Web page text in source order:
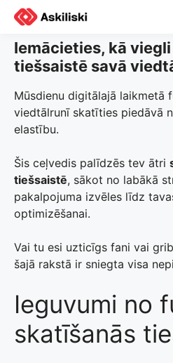
Skip
content
Iemācieties, kā
tiešsaistē savā
Mūsdienu digitālajā laikmetā
viedtālrunī skatīties piedāvā
elastību.
Šis ceļvedis palīdzēs tev ātri
tiešsaistē, sākot no labākā
pakalpojuma izvēles līdz
optimizēšanai.
Vai tu esi uzticīgs fani vai
šajā rakstā ir sniegta visa
Ieguvumi no
skatīšanās